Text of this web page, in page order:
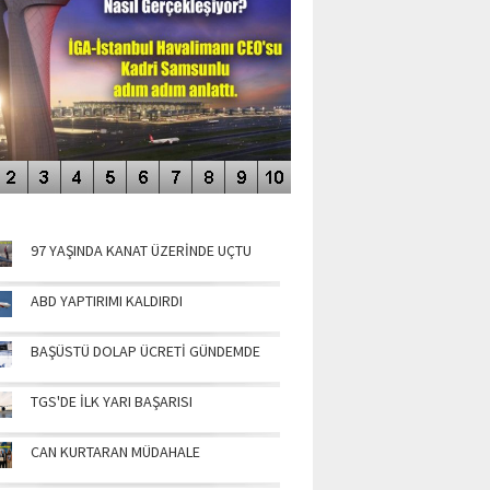
97 YAŞINDA KANAT ÜZERİNDE UÇTU
ABD YAPTIRIMI KALDIRDI
BAŞÜSTÜ DOLAP ÜCRETİ GÜNDEMDE
TGS'DE İLK YARI BAŞARISI
CAN KURTARAN MÜDAHALE